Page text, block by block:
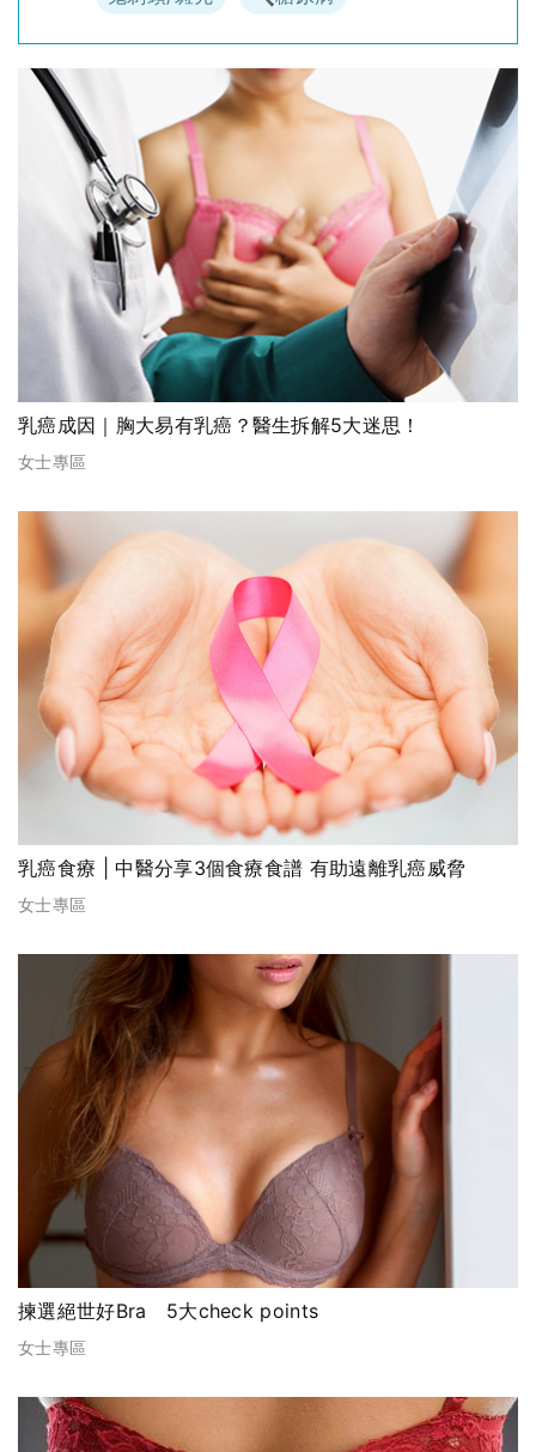
乳癌成因｜胸大易有乳癌？醫生拆解5大迷思！
女士專區
乳癌食療 | 中醫分享3個食療食譜 有助遠離乳癌威脅
女士專區
揀選絕世好Bra 5大check points
女士專區